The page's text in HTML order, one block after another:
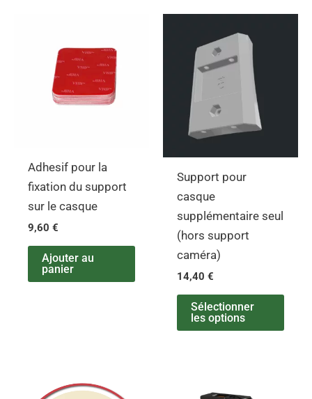
Adhesif pour la
fixation du support
sur le casque
9,60€
Ajouter au
panier
Support pour
casque
supplémentaire seul
(hors support
caméra)
14,40€
Sélectionner
les options